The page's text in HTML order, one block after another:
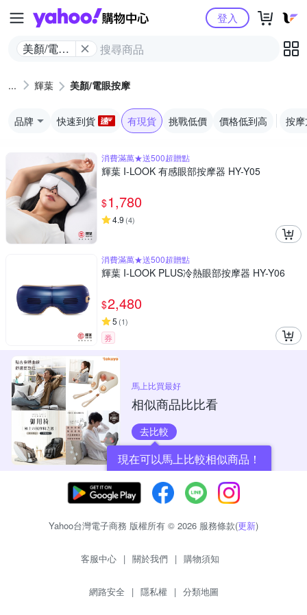
Yahoo購物中心
美顏/電眼
登入
輝葉 美顏/電眼按摩
品牌 快速到貨 有現貨 挑戰低價 價格低到高 按
消費滿萬★送500超贈點
輝葉 I-LOOK 有感眼部按摩器 HY-Y05
$1,780
4.9 (4)
消費滿萬★送500超贈點
輝葉 I-LOOK PLUS冷熱眼部按摩器 HY-Y06
$2,480
5 (1)
券
馬上比買最好
相似商品比比看
去比較
現在可以馬上比較相似商品！
Yahoo台灣電子商務 版權所有 © 2026 服務條款(更新)
客服中心 | 關於我們 | 購物須知
網路安全 | 隱私權 | 分類地圖